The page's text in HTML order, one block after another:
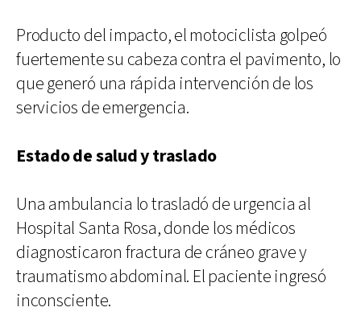
Producto del impacto, el motociclista golpeó
fuertemente su cabeza contra el pavimento, lo
que generó una rápida intervención de los
servicios de emergencia.
Estado de salud y traslado
Una ambulancia lo trasladó de urgencia al
Hospital Santa Rosa, donde los médicos
diagnosticaron fractura de cráneo grave y
traumatismo abdominal. El paciente ingresó
inconsciente.